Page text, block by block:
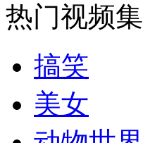
走！跟着总书记去植树
消防员救轻生者
热门视频集
搞笑
美女